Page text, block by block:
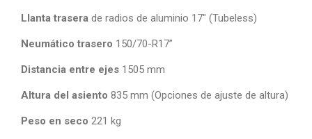
Llanta trasera de radios de aluminio 17″ (Tubeless)
Neumático trasero 150/70-R17”
Distancia entre ejes 1505 mm
Altura del asiento 835 mm (Opciones de ajuste de altura)
Peso en seco 221 kg